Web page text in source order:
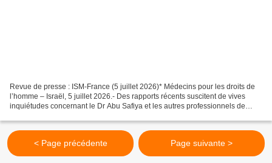
Revue de presse : ISM-France (5 juillet 2026)* Médecins pour les droits de
l’homme – Israël, 5 juillet 2026.- Des rapports récents suscitent de vives
inquiétudes concernant le Dr Abu Safiya et les autres professionnels de
< Page précédente Page suivante >